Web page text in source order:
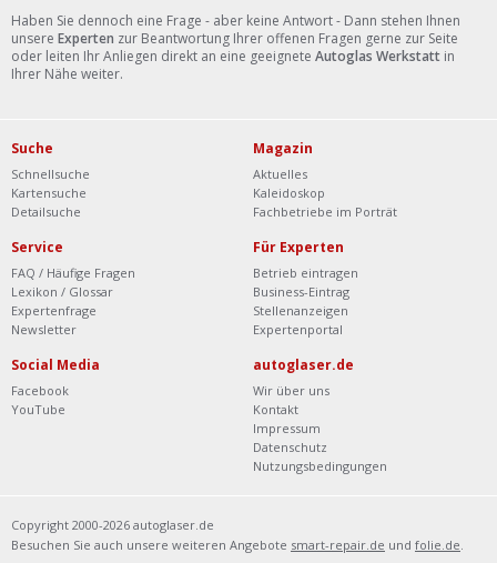
Haben Sie dennoch eine Frage - aber keine Antwort - Dann stehen Ihnen
unsere Experten zur Beantwortung Ihrer offenen Fragen gerne zur Seite
oder leiten Ihr Anliegen direkt an eine geeignete Autoglas Werkstatt in
Ihrer Nähe weiter.
Suche
Schnellsuche
Kartensuche
Detailsuche
Magazin
Aktuelles
Kaleidoskop
Fachbetriebe im Porträt
Service
FAQ / Häufige Fragen
Lexikon / Glossar
Expertenfrage
Newsletter
Für Experten
Betrieb eintragen
Business-Eintrag
Stellenanzeigen
Expertenportal
Social Media
Facebook
YouTube
autoglaser.de
Wir über uns
Kontakt
Impressum
Datenschutz
Nutzungsbedingungen
Copyright 2000-2026 autoglaser.de
Besuchen Sie auch unsere weiteren Angebote smart-repair.de und folie.de.